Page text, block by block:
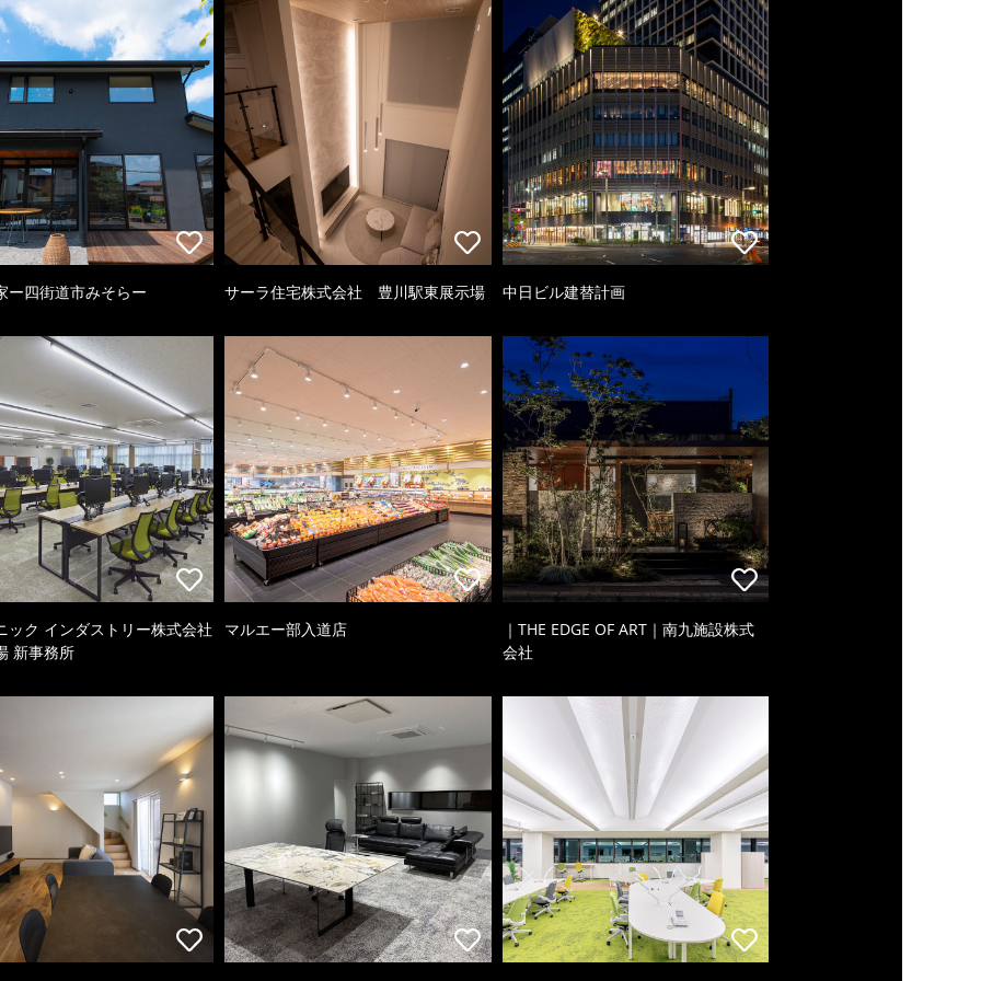
ー四街道市みそらー サーラ住宅株式会社 豊川駅東展示場 中日ビル建替計画
ック インダストリー株式会社
新事務所
マルエー部入道店
｜THE EDGE OF ART｜南九施設株式
会社